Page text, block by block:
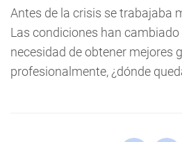
Antes de la crisis se trabajaba
Las condiciones han cambiado
necesidad de obtener mejores
profesionalmente, ¿dónde